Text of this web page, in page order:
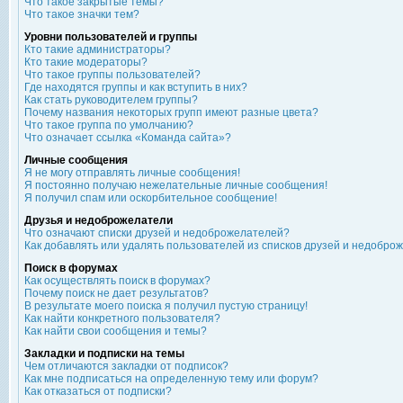
Что такое значки тем?
Уровни пользователей и группы
Кто такие администраторы?
Кто такие модераторы?
Что такое группы пользователей?
Где находятся группы и как вступить в них?
Как стать руководителем группы?
Почему названия некоторых групп имеют разные цвета?
Что такое группа по умолчанию?
Что означает ссылка «Команда сайта»?
Личные сообщения
Я не могу отправлять личные сообщения!
Я постоянно получаю нежелательные личные сообщения!
Я получил спам или оскорбительное сообщение!
Друзья и недоброжелатели
Что означают списки друзей и недоброжелателей?
Как добавлять или удалять пользователей из списков друзей и
Поиск в форумах
Как осуществлять поиск в форумах?
Почему поиск не дает результатов?
В результате моего поиска я получил пустую страницу!
Как найти конкретного пользователя?
Как найти свои сообщения и темы?
Закладки и подписки на темы
Чем отличаются закладки от подписок?
Как мне подписаться на определенную тему или форум?
Как отказаться от подписки?